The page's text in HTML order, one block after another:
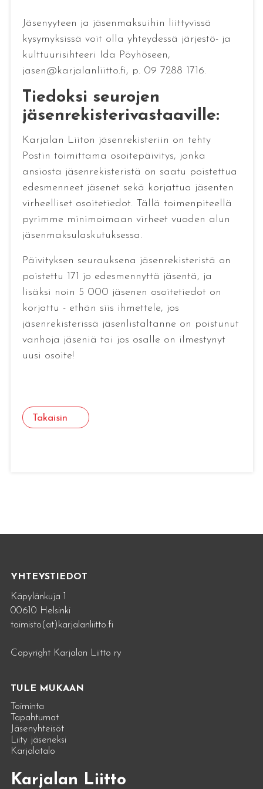
Jäsenyyteen ja jäsenmaksuihin liittyvissä
kysymyksissä voit olla yhteydessä järjestö- ja
kulttuurisihteeri Ida Pöyhöseen,
jasen@karjalanliitto.fi, p. 09 7288 1716.
Tiedoksi seurojen
jäsenrekisterivastaaville:
Karjalan Liiton jäsenrekisteriin on tehty
Postin toimittama osoitepäivitys, jonka
ansiosta jäsenrekisteristä on saatu poistettua
edesmenneet jäsenet sekä korjattua jäsenten
virheelliset osoitetiedot. Tällä toimenpiteellä
pyrimme minimoimaan virheet vuoden alun
jäsenmaksulaskutuksessa.
Päivityksen seurauksena jäsenrekisteristä on
poistettu 171 jo edesmennyttä jäsentä, ja
lisäksi noin 5 000 jäsenen osoitetiedot on
korjattu - ethän siis ihmettele, jos
jäsenrekisterissä jäsenlistaltanne on poistunut
vanhoja jäseniä tai jos osalle on ilmestynyt
uusi osoite!
Takaisin
YHTEYSTIEDOT
Käpylänkuja 1
00610 Helsinki
toimisto(at)karjalanliitto.fi
Copyright Karjalan Liitto ry
TULE MUKAAN
Toiminta
Tapahtumat
Jäsenyhteisöt
Liity jäseneksi
Karjalatalo
Karjalan Liitto